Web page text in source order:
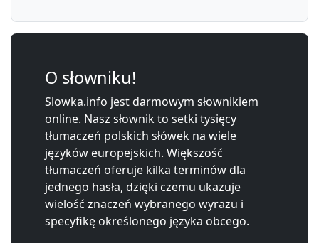
O słowniku!
Slowka.info jest darmowym słownikiem
online. Nasz słownik to setki tysięcy
tłumaczeń polskich słówek na wiele
języków europejskich. Większość
tłumaczeń oferuje kilka terminów dla
jednego hasła, dzięki czemu ukazuje
wielość znaczeń wybranego wyrazu i
specyfikę określonego języka obcego.